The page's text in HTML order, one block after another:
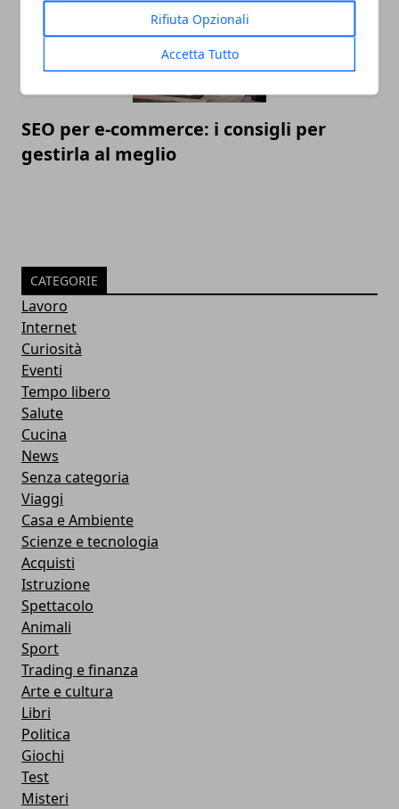
Rifiuta Opzionali
Accetta Tutto
SEO per e-commerce: i consigli per
gestirla al meglio
CATEGORIE
Lavoro
Internet
Curiosità
Eventi
Tempo libero
Salute
Cucina
News
Senza categoria
Viaggi
Casa e Ambiente
Scienze e tecnologia
Acquisti
Istruzione
Spettacolo
Animali
Sport
Trading e finanza
Arte e cultura
Libri
Politica
Giochi
Test
Misteri